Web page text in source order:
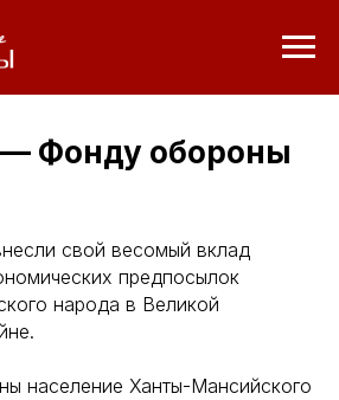
Фонду обороны
свой весомый вклад
предпосылок
народа в Великой
население Ханты-Мансийского